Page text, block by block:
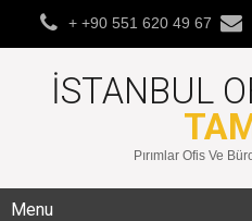
+ +90 551 620 49 67
İSTANBUL
Pırımlar Ofis Ve
Menu